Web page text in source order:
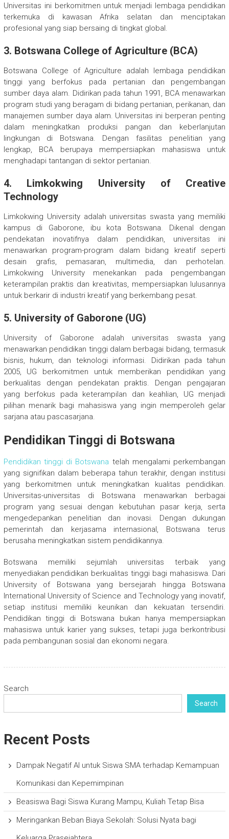
Universitas ini berkomitmen untuk menjadi lembaga pendidikan
terkemuka di kawasan Afrika selatan dan menciptakan
profesional yang siap bersaing di tingkat global.
3. Botswana College of Agriculture (BCA)
Botswana College of Agriculture adalah lembaga pendidikan
tinggi yang berfokus pada pertanian dan pengembangan
sumber daya alam. Didirikan pada tahun 1991, BCA menawarkan
program studi yang beragam di bidang pertanian, perikanan, dan
manajemen sumber daya alam. Universitas ini berperan penting
dalam meningkatkan produksi pangan dan keberlanjutan
lingkungan di Botswana. Dengan fasilitas penelitian yang
lengkap, BCA berupaya mempersiapkan mahasiswa untuk
menghadapi tantangan di sektor pertanian.
4. Limkokwing University of Creative
Technology
Limkokwing University adalah universitas swasta yang memiliki
kampus di Gaborone, ibu kota Botswana. Dikenal dengan
pendekatan inovatifnya dalam pendidikan, universitas ini
menawarkan program-program dalam bidang kreatif seperti
desain grafis, pemasaran, multimedia, dan perhotelan.
Limkokwing University menekankan pada pengembangan
keterampilan praktis dan kreativitas, mempersiapkan lulusannya
untuk berkarir di industri kreatif yang berkembang pesat.
5. University of Gaborone (UG)
University of Gaborone adalah universitas swasta yang
menawarkan pendidikan tinggi dalam berbagai bidang, termasuk
bisnis, hukum, dan teknologi informasi. Didirikan pada tahun
2005, UG berkomitmen untuk memberikan pendidikan yang
berkualitas dengan pendekatan praktis. Dengan pengajaran
yang berfokus pada keterampilan dan keahlian, UG menjadi
pilihan menarik bagi mahasiswa yang ingin memperoleh gelar
sarjana atau pascasarjana.
Pendidikan Tinggi di Botswana
Pendidikan tinggi di Botswana telah mengalami perkembangan
yang signifikan dalam beberapa tahun terakhir, dengan institusi
yang berkomitmen untuk meningkatkan kualitas pendidikan.
Universitas-universitas di Botswana menawarkan berbagai
program yang sesuai dengan kebutuhan pasar kerja, serta
mengedepankan penelitian dan inovasi. Dengan dukungan
pemerintah dan kerjasama internasional, Botswana terus
berusaha meningkatkan sistem pendidikannya.
Botswana memiliki sejumlah universitas terbaik yang
menyediakan pendidikan berkualitas tinggi bagi mahasiswa. Dari
University of Botswana yang bersejarah hingga Botswana
International University of Science and Technology yang inovatif,
setiap institusi memiliki keunikan dan kekuatan tersendiri.
Pendidikan tinggi di Botswana bukan hanya mempersiapkan
mahasiswa untuk karier yang sukses, tetapi juga berkontribusi
pada pembangunan sosial dan ekonomi negara.
Search
Search
Recent Posts
Dampak Negatif AI untuk Siswa SMA terhadap Kemampuan
Komunikasi dan Kepemimpinan
Beasiswa Bagi Siswa Kurang Mampu, Kuliah Tetap Bisa
Meringankan Beban Biaya Sekolah: Solusi Nyata bagi